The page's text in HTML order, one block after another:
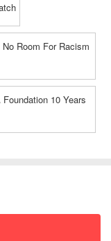
Room For Racism
10 Years